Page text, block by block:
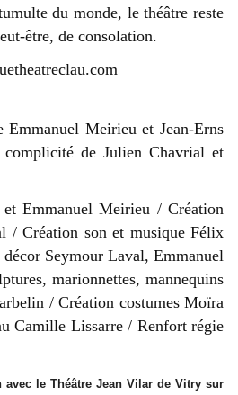
du monde, le théâtre reste
être, de consolation.
Emmanuel Meirieu et Jean-Erns
de Julien Chavrial et
Emmanuel Meirieu / Création
/ Création son et musique Félix
Seymour Laval, Emmanuel
marionnettes, mannequins
/ Création costumes Moïra
Camille Lissarre / Renfort régie
avec le Théâtre Jean Vilar de Vitry sur